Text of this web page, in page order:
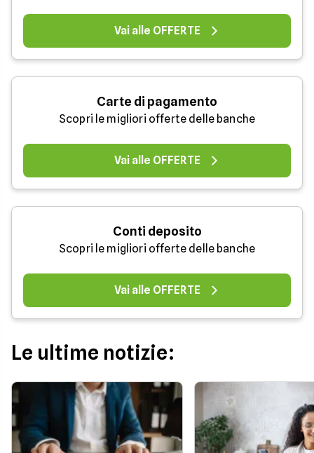
Vai alle OFFERTE
Carte di pagamento
Scopri le migliori offerte delle banche
Vai alle OFFERTE
Conti deposito
Scopri le migliori offerte delle banche
Vai alle OFFERTE
Le ultime notizie: